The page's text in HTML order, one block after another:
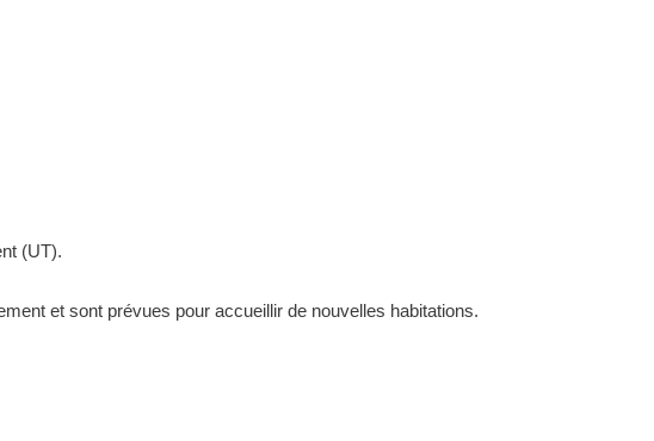
(UT).
et sont prévues pour accueillir de nouvelles habitations.